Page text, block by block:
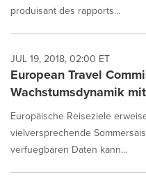
produisant des rapports...
JUL 19, 2018, 02:00 ET
European Travel
Wachstumsdynamik
Europäische Reiseziele
vielversprechende
verfuegbaren Daten kann...